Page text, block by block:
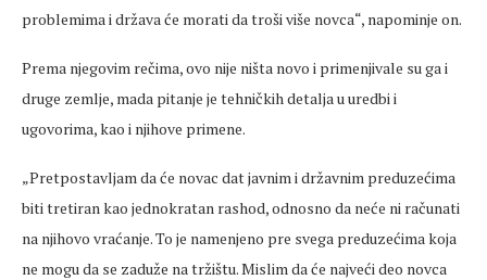
problemima i država će morati da troši više novca“, napominje on.
Prema njegovim rečima, ovo nije ništa novo i primenjivale su ga i
druge zemlje, mada pitanje je tehničkih detalja u uredbi i
ugovorima, kao i njihove primene.
„Pretpostavljam da će novac dat javnim i državnim preduzećima
biti tretiran kao jednokratan rashod, odnosno da neće ni računati
na njihovo vraćanje. To je namenjeno pre svega preduzećima koja
ne mogu da se zaduže na tržištu. Mislim da će najveći deo novca